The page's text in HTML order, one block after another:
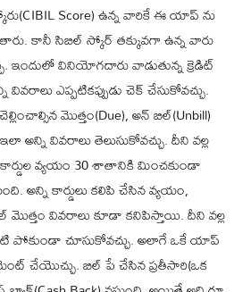
Score) ఉన్న వారికే ఈ యాప్ ను
కానీ సిబిల్ స్కోర్ త‌క్కువ‌గా ఉన్న వారు
వినియోగ‌దారు వాడుతున్న క్రెడిట్
వివ‌రాలు ఎప్ప‌టిక‌ప్పుడు చెక్ చేసుకోవ‌చ్చు.
మొత్తం(Due), అన్ బిల్(Unbill)
అన్ని వివ‌రాలు తెలుసుకోవ‌చ్చు. దీని వ‌ల్ల
వ్య‌యం 30 శాతానికి మించ‌కుండా
అన్ని కార్డులు క‌లిపి చేసిన వ్య‌యం,
మొత్తం వివ‌రాలు కూడా క‌నిపిస్తాయి. దీని వ‌ల్ల
పోకుండా చూసుకోవ‌చ్చు. అలాగే ఒకే యాప్
చేయొచ్చు. బిల్ పే చేసిన ప్ర‌తీసారి(ఒక